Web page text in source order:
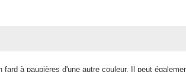
à paupières d'une autre couleur. Il peut